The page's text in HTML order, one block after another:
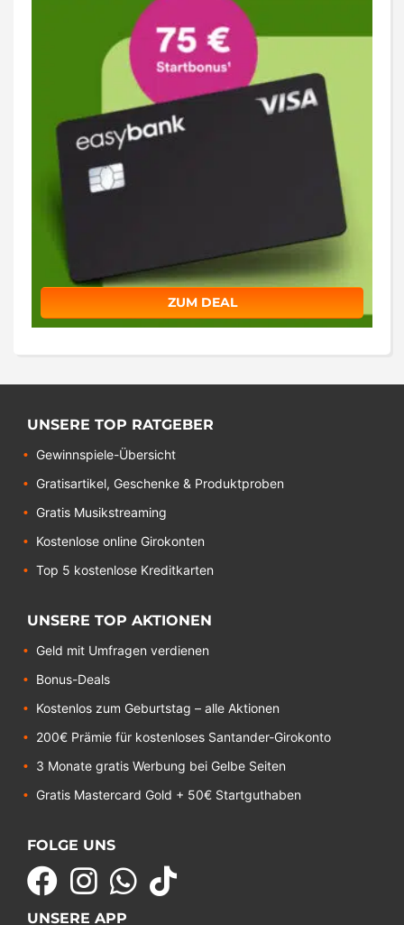
ZUM DEAL
UNSERE TOP RATGEBER
Gewinnspiele-Übersicht
Gratisartikel, Geschenke & Produktproben
Gratis Musikstreaming
Kostenlose online Girokonten
Top 5 kostenlose Kreditkarten
UNSERE TOP AKTIONEN
Geld mit Umfragen verdienen
Bonus-Deals
Kostenlos zum Geburtstag – alle Aktionen
200€ Prämie für kostenloses Santander-Girokonto
3 Monate gratis Werbung bei Gelbe Seiten
Gratis Mastercard Gold + 50€ Startguthaben
FOLGE UNS
UNSERE APP